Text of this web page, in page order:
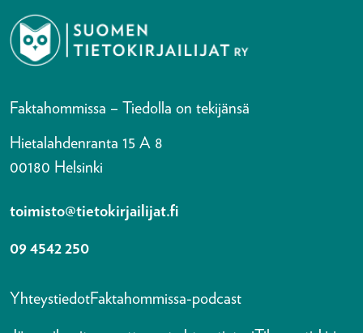
Faktahommissa – Tiedolla on tekijänsä
Hietalahdenranta 15 A 8
00180 Helsinki
toimisto@tietokirjailijat.fi
09 4542 250
YhteystiedotFaktahommissa-podcast